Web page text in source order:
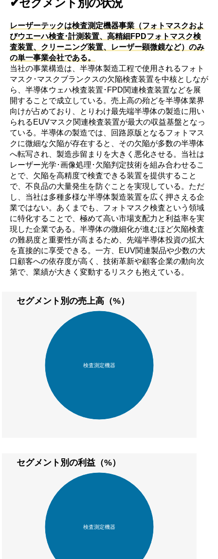
✔セグメント別の状況
レーザーテックは検査測定機器事業（フォトマスクおよ
びウエーハ検査･計測装置、高精細FPDフォトマスク検
査装置、クリーニング装置、レーザー顕微鏡など）のみ
の単一事業会社である。
当社の事業構造は、半導体製造工程で使用されるフォト
マスク･マスクブランクスの欠陥検査装置を中核としなが
ら、半導体ウェハ検査装置･FPD関連検査装置などを展
開することで成立している。売上高の殆どを半導体業界
向けが占めており、とりわけ最先端半導体の製造に用い
られるEUVマスク関連検査装置が最大の収益基盤となっ
ている。半導体の製造では、回路原版となるフォトマス
クに微細な欠陥が存在すると、その欠陥が多数の半導体
へ転写され、製造歩留まりを大きく悪化させる。当社は
レーザー光学･画像処理･欠陥判定技術を組み合わせるこ
とで、欠陥を高精度で検査できる装置を提供すること
で、不良品の大量発生を防ぐことを実現している。ただ
し、当社は多種多様な半導体製造装置を広く押さえる企
業ではない。あくまでも、フォトマスク検査という領域
に特化することで、極めて高い市場支配力と利益率を実
現した企業である。半導体の微細化が進むほど欠陥検査
の難易度と重要性が高まるため、先端半導体投資の拡大
を直接的に享受できる。一方、EUV関連製品や少数の大
口顧客への依存度が高く、技術革新や顧客企業の動向次
第で、業績が大きく変動するリスクも抱えている。
セグメント別の売上高（%）
検査測定機器
セグメント別の利益（%）
検査測定機器